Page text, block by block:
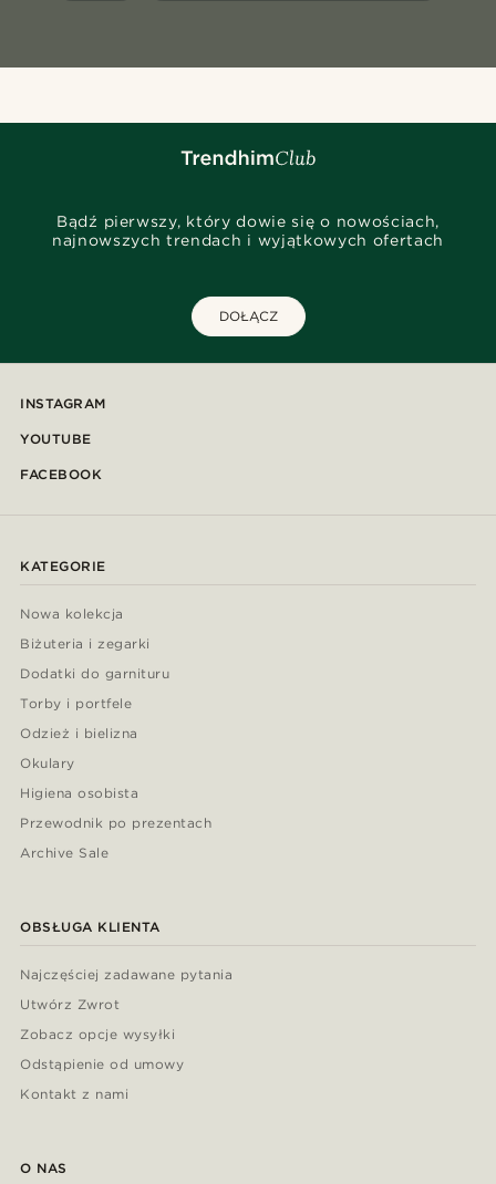
Bądź pierwszy, który dowie się o nowościach,
najnowszych trendach i wyjątkowych ofertach
DOŁĄCZ
INSTAGRAM
YOUTUBE
FACEBOOK
KATEGORIE
Nowa kolekcja
Biżuteria i zegarki
Dodatki do garnituru
Torby i portfele
Odzież i bielizna
Okulary
Higiena osobista
Przewodnik po prezentach
Archive Sale
OBSŁUGA KLIENTA
Najczęściej zadawane pytania
Utwórz Zwrot
Zobacz opcje wysyłki
Odstąpienie od umowy
Kontakt z nami
O NAS